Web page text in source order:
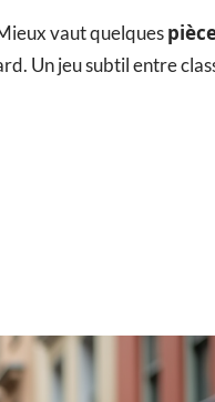
vaut quelques
Un jeu subtil entre